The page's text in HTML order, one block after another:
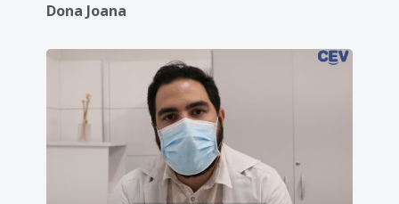
Dona Joana